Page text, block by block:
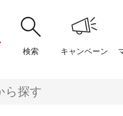
検索 キャンペーン